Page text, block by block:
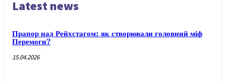
Latest news
Прапор над Рейхстагом: як створювали головний міф
Перемоги?
15.04.2026